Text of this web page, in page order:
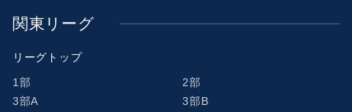
関東リーグ
リーグトップ
1部
2部
3部A
3部B